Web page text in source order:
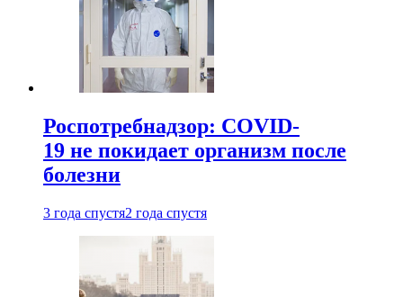
Роспотребнадзор: COVID-
19 не покидает организм после
болезни
3 года спустя2 года спустя